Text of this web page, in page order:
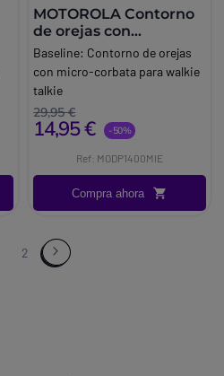
MOTOROLA Contorno
de orejas con
micrófono de corbata
para DP1400
Baseline: Contorno de orejas
con micro-corbata para walkie
talkie
Marca:Motorola
29,95 €
14,95 € -50%
Ref: MODP1400MIE
Compra ahora
2